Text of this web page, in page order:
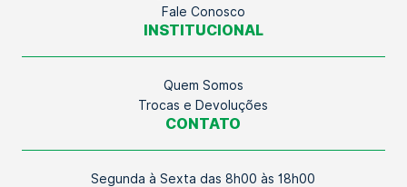
Fale Conosco
INSTITUCIONAL
Quem Somos
Trocas e Devoluções
CONTATO
Segunda à Sexta das 8h00 às 18h00